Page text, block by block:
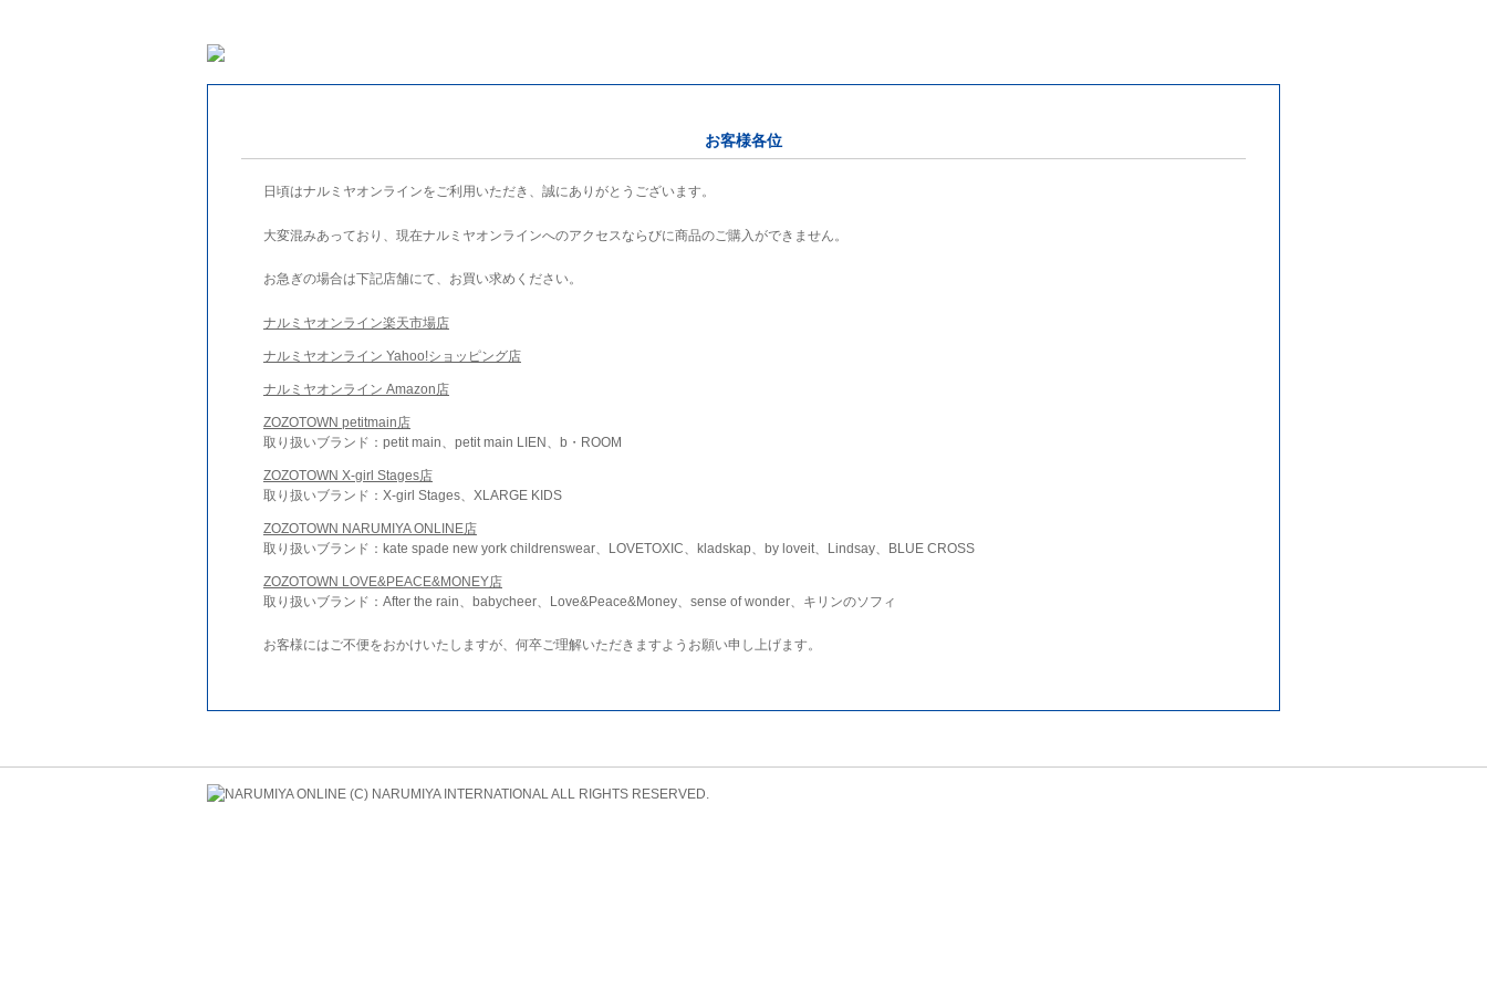
お客様各位
日頃はナルミヤオンラインをご利用いただき、誠にありがとうございます。
大変混みあっており、現在ナルミヤオンラインへのアクセスならびに商品のご購入ができません。
お急ぎの場合は下記店舗にて、お買い求めください。
ナルミヤオンライン楽天市場店
ナルミヤオンライン Yahoo!ショッピング店
ナルミヤオンライン Amazon店
ZOZOTOWN petitmain店
取り扱いブランド：petit main、petit main LIEN、b・ROOM
ZOZOTOWN X-girl Stages店
取り扱いブランド：X-girl Stages、XLARGE KIDS
ZOZOTOWN NARUMIYA ONLINE店
取り扱いブランド：kate spade new york childrenswear、LOVETOXIC、kladskap、by loveit、Lindsay、BLUE CROSS
ZOZOTOWN LOVE&PEACE&MONEY店
取り扱いブランド：After the rain、babycheer、Love&Peace&Money、sense of wonder、キリンのソフィ
お客様にはご不便をおかけいたしますが、何卒ご理解いただきますようお願い申し上げます。